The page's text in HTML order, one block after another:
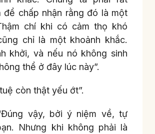
để chấp nhận rằng đó là một
chí khi có cảm thọ khó
chỉ là một khoảnh khắc.
khởi, và nếu nó không sinh
thể ở đây lúc này”.
còn thật yếu ớt”.
vậy, bởi ý niệm về, tự
Nhưng khi không phải là